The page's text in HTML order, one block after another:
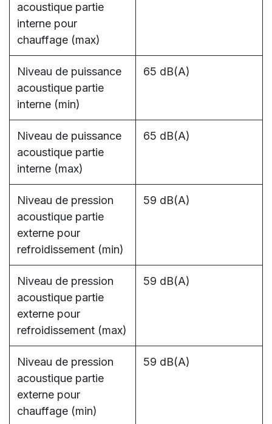
acoustique partie
interne pour
chauffage (max)
Niveau de puissance
acoustique partie
interne (min)
65 dB(A)
Niveau de puissance
acoustique partie
interne (max)
65 dB(A)
Niveau de pression
acoustique partie
externe pour
refroidissement (min)
59 dB(A)
Niveau de pression
acoustique partie
externe pour
refroidissement (max)
59 dB(A)
Niveau de pression
acoustique partie
externe pour
chauffage (min)
59 dB(A)